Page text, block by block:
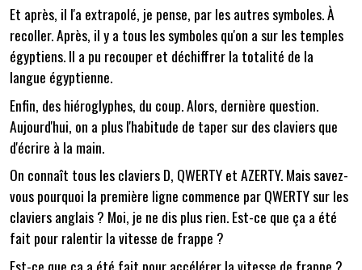
Et après, il l'a extrapolé, je pense, par les autres symboles. À
recoller. Après, il y a tous les symboles qu'on a sur les temples
égyptiens. Il a pu recouper et déchiffrer la totalité de la
langue égyptienne.
Enfin, des hiéroglyphes, du coup. Alors, dernière question.
Aujourd'hui, on a plus l'habitude de taper sur des claviers que
d'écrire à la main.
On connaît tous les claviers D, QWERTY et AZERTY. Mais savez-
vous pourquoi la première ligne commence par QWERTY sur les
claviers anglais ? Moi, je ne dis plus rien. Est-ce que ça a été
fait pour ralentir la vitesse de frappe ?